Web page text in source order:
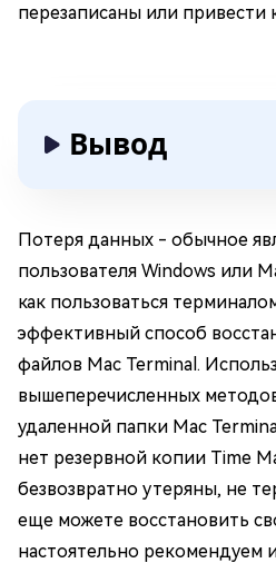
перезаписаны или привести
Вывод
Потеря данных - обычное
пользователя Windows или
как пользоваться
эффективный способ
файлов Mac Terminal.
вышеперечисленных
удаленной папки Mac
нет резервной копии Time
безвозвратно утеряны, не
еще можете восстановить
настоятельно рекомендуем